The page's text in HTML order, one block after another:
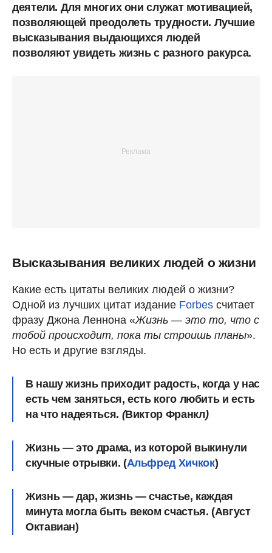
деятели. Для многих они служат мотивацией,
позволяющей преодолеть трудности. Лучшие
высказывания выдающихся людей
позволяют увидеть жизнь с разного ракурса.
Высказывания великих людей о жизни
Какие есть цитаты великих людей о жизни?
Одной из лучших цитат издание Forbes считает
фразу Джона Леннона «Жизнь — это то, что с
тобой происходит, пока ты строишь планы».
Но есть и другие взгляды.
В нашу жизнь приходит радость, когда у нас
есть чем заняться, есть кого любить и есть
на что надеяться. (Виктор Франкл)
Жизнь — это драма, из которой выкинули
скучные отрывки. (Альфред Хичкок)
Жизнь — дар, жизнь — счастье, каждая
минута могла быть веком счастья. (Август
Октавиан)